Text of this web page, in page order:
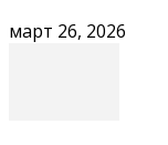
март 26, 2026